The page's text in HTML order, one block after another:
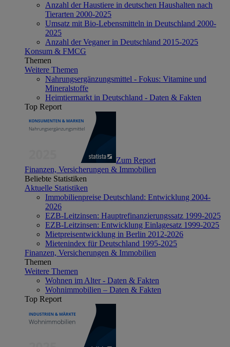
Anzahl der Haustiere in deutschen Haushalten nach
Tierarten 2000-2025
Umsatz mit Bio-Lebensmitteln in Deutschland 2000-
2025
Anzahl der Veganer in Deutschland 2015-2025
Konsum & FMCG
Themen
Weitere Themen
Nahrungsergänzungsmittel - Fokus: Vitamine und
Mineralstoffe
Heimtiermarkt in Deutschland - Daten & Fakten
Top Report
Zum Report
Finanzen, Versicherungen & Immobilien
Beliebte Statistiken
Aktuelle Statistiken
Immobilienpreise Deutschland: Entwicklung 2004-
2026
EZB-Leitzinsen: Hauptrefinanzierungssatz 1999-2025
EZB-Leitzinsen: Entwicklung Einlagesatz 1999-2025
Mietpreisentwicklung in Berlin 2012-2026
Mietenindex für Deutschland 1995-2025
Finanzen, Versicherungen & Immobilien
Themen
Weitere Themen
Wohnen im Alter - Daten & Fakten
Wohnimmobilien – Daten & Fakten
Top Report